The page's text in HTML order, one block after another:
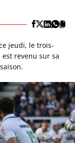
jeudi, le trois-
revenu sur sa